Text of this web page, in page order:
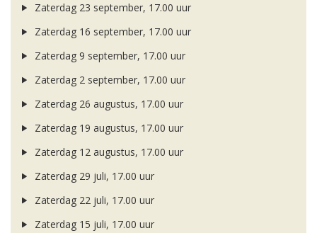
Zaterdag 23 september, 17.00 uur
Zaterdag 16 september, 17.00 uur
Zaterdag 9 september, 17.00 uur
Zaterdag 2 september, 17.00 uur
Zaterdag 26 augustus, 17.00 uur
Zaterdag 19 augustus, 17.00 uur
Zaterdag 12 augustus, 17.00 uur
Zaterdag 29 juli, 17.00 uur
Zaterdag 22 juli, 17.00 uur
Zaterdag 15 juli, 17.00 uur